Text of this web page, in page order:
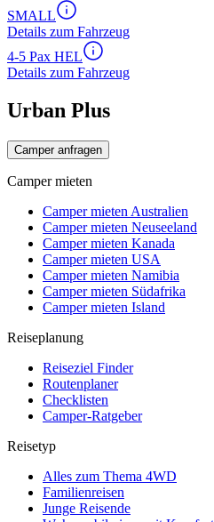
SMALL
Details zum Fahrzeug
4-5 Pax HEL
Details zum Fahrzeug
Urban Plus
Camper anfragen
Camper mieten
Camper mieten Australien
Camper mieten Neuseeland
Camper mieten Kanada
Camper mieten USA
Camper mieten Namibia
Camper mieten Südafrika
Camper mieten Island
Reiseplanung
Reiseziel Finder
Routenplaner
Checklisten
Camper-Ratgeber
Reisetyp
Alles zum Thema 4WD
Familienreisen
Junge Reisende